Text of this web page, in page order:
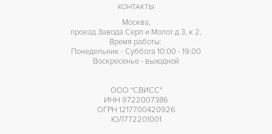
КОНТАКТЫ
Москва,
проезд Завода Серп и Молот д 3, к 2,
Время работы:
Понедельник - Суббота 10:00 - 19:00
Воскресенье - выходной
ООО "СВИСС"
ИНН 9722007386
ОГРН 1217700420926
ЮЛ772201001